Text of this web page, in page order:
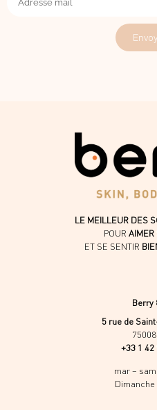
LE MEILLEUR DES
POUR AIMER
ET SE SENTIR
Berry
5 rue de
+33 1 42
mar –
Dimanche